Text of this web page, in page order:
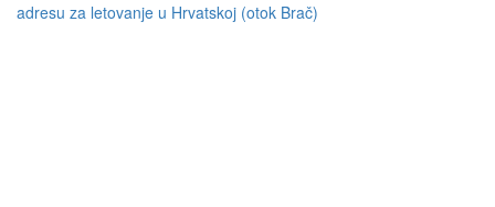
adresu za letovanje u Hrvatskoj (otok Brač)